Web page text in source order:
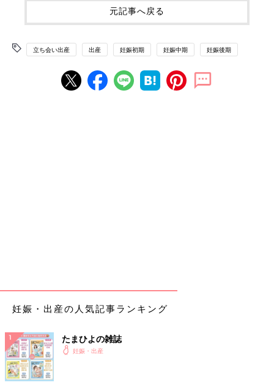
元記事へ戻る
立ち会い出産 出産 妊娠初期 妊娠中期 妊娠後期
妊娠・出産の人気記事ランキング
たまひよの雑誌
妊娠・出産